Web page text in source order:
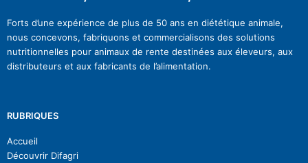
Forts d’une expérience de plus de 50 ans en diététique animale,
nous concevons, fabriquons et commercialisons des solutions
nutritionnelles pour animaux de rente destinées aux éleveurs, aux
distributeurs et aux fabricants de l’alimentation.
RUBRIQUES
Accueil
Découvrir Difagri